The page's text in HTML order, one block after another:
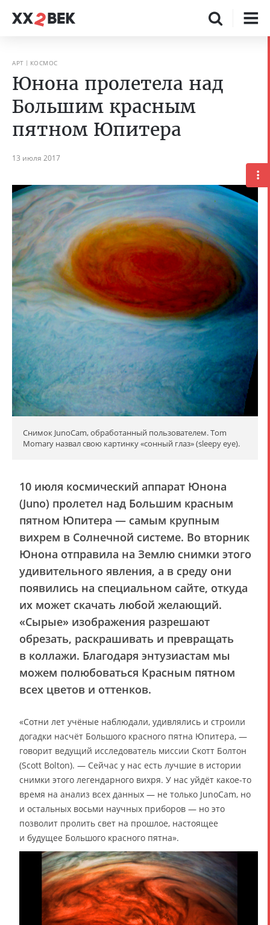
АРТ КОСМОС
Юнона пролетела над
Большим красным
пятном Юпитера
13 июля 2017
Снимок JunoCam, обработанный пользователем. Tom
Momary назвал свою картинку «сонный глаз» (sleepy eye).
10 июля космический аппарат Юнона
(Juno) пролетел над Большим красным
пятном Юпитера — самым крупным
вихрем в Солнечной системе. Во вторник
Юнона отправила на Землю снимки этого
удивительного явления, а в среду они
появились на специальном сайте, откуда
их может скачать любой желающий.
«Сырые» изображения разрешают
обрезать, раскрашивать и превращать
в коллажи. Благодаря энтузиастам мы
можем полюбоваться Красным пятном
всех цветов и оттенков.
«Сотни лет учёные наблюдали, удивлялись и строили
догадки насчёт Большого красного пятна Юпитера, —
говорит ведущий исследователь миссии Скотт Болтон
(Scott Bolton). — Сейчас у нас есть лучшие в истории
снимки этого легендарного вихря. У нас уйдёт какое-то
время на анализ всех данных — не только JunoCam, но
и остальных восьми научных приборов — но это
позволит пролить свет на прошлое, настоящее
и будущее Большого красного пятна».